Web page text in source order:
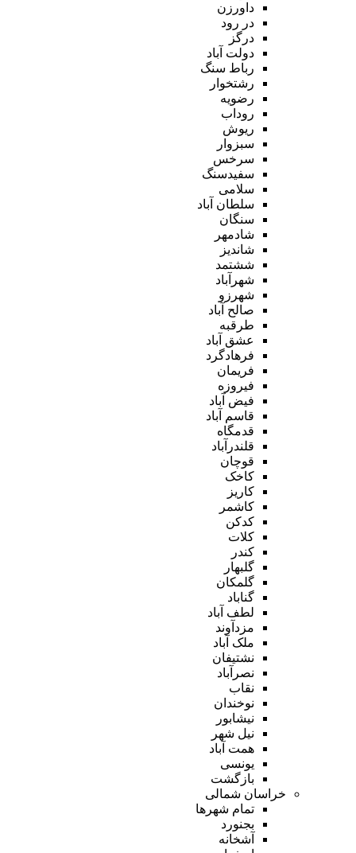
داورزن
در رود
درگز
دولت آباد
رباط سنگ
رشتخوار
رضویه
روداب
ریوش
سبزوار
سرخس
سفیدسنگ
سلامی
سلطان آباد
سنگان
شادمهر
شاندیز
ششتمد
شهرآباد
شهرزو
صالح آباد
طرقبه
عشق آباد
فرهادگرد
فریمان
فیروزه
فیض آباد
قاسم آباد
قدمگاه
قلندرآباد
قوچان
کاخک
کاریز
کاشمر
کدکن
کلات
کندر
گلبهار
گلمکان
گناباد
لطف آباد
مزدآوند
ملک آباد
نشتیفان
نصرآباد
نقاب
نوخندان
نیشابور
نیل شهر
همت آباد
یونسی
بازگشت
خراسان شمالی
تمام شهر‌ها
بجنورد
آشخانه